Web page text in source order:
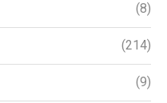
(8)
(214)
(9)